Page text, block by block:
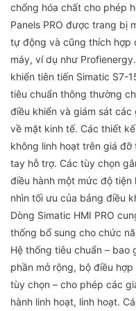
chống hóa chất cho phép
Panels PRO được trang bị
tự động và cũng thích hợp
máy, ví dụ như
khiển tiên tiến Simatic S7-
tiêu chuẩn thông thường
điều khiển và giám sát
về mặt kinh tế. Các thiết
không linh hoạt trên giá
tay hỗ trợ. Các tùy chọn
điều hành một mức độ tiện
nhìn tối ưu của bảng điều
Dòng Simatic HMI PRO
thống bổ sung cho chức
Hệ thống tiêu chuẩn –
phần mở rộng, bộ điều
tùy chọn – cho phép các
hành linh hoạt, linh hoạt.